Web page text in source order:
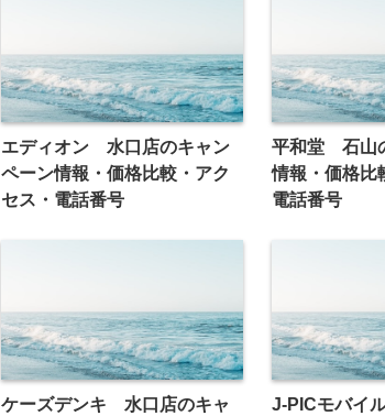
エディオン 水口店のキャン
ペーン情報・価格比較・アク
セス・電話番号
平和堂 石山
情報・価格比
電話番号
ケーズデンキ 水口店のキャ
J-PICモバイ